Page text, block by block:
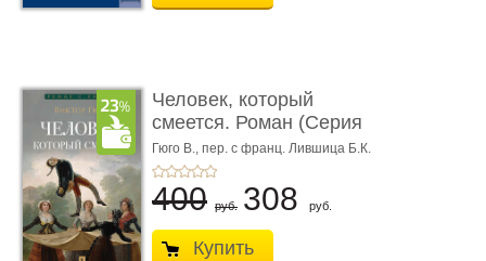
Человек, который
смеется. Роман (Серия
«Роман с ...
Гюго В., пер. с франц. Лившица Б.К.
400 руб. 308 руб.
Купить